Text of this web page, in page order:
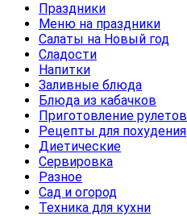
Праздники
Меню на праздники
Салаты на Новый год
Сладости
Напитки
Заливные блюда
Блюда из кабачков
Приготовление рулетов
Рецепты для похудения
Диетические
Сервировка
Разное
Сад и огород
Техника для кухни